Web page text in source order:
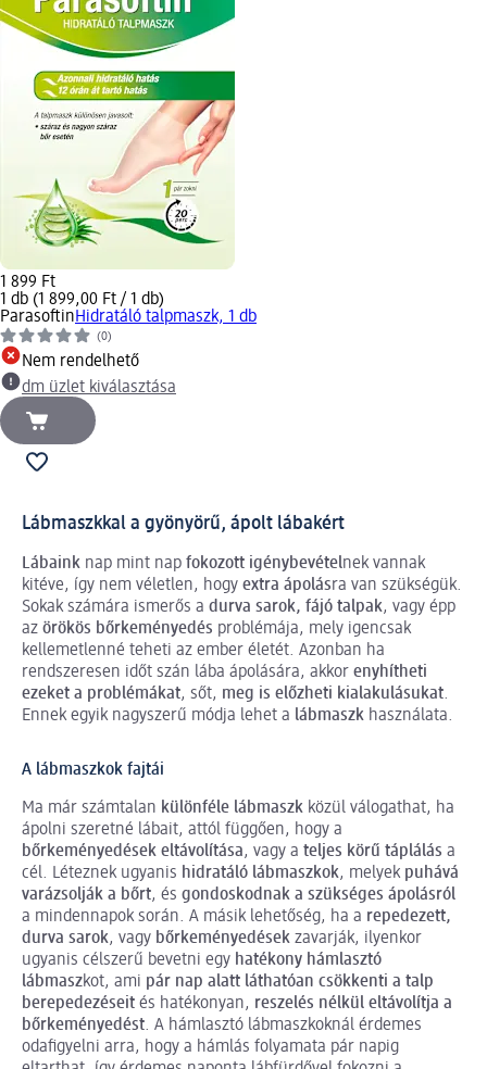
1 899 Ft
1 db (1 899,00 Ft / 1 db)
ParasoftinHidratáló talpmaszk, 1 db
(0)
Nem rendelhető
dm üzlet kiválasztása
Lábmaszkkal a gyönyörű, ápolt lábakért
Lábaink nap mint nap fokozott igénybevételnek vannak
kitéve, így nem véletlen, hogy extra ápolásra van szükségük.
Sokak számára ismerős a durva sarok, fájó talpak, vagy épp
az örökös bőrkeményedés problémája, mely igencsak
kellemetlenné teheti az ember életét. Azonban ha
rendszeresen időt szán lába ápolására, akkor enyhítheti
ezeket a problémákat, sőt, meg is előzheti kialakulásukat.
Ennek egyik nagyszerű módja lehet a lábmaszk használata.
A lábmaszkok fajtái
Ma már számtalan különféle lábmaszk közül válogathat, ha
ápolni szeretné lábait, attól függően, hogy a
bőrkeményedések eltávolítása, vagy a teljes körű táplálás a
cél. Léteznek ugyanis hidratáló lábmaszkok, melyek puhává
varázsolják a bőrt, és gondoskodnak a szükséges ápolásról
a mindennapok során. A másik lehetőség, ha a repedezett,
durva sarok, vagy bőrkeményedések zavarják, ilyenkor
ugyanis célszerű bevetni egy hatékony hámlasztó
lábmaszkot, ami pár nap alatt láthatóan csökkenti a talp
berepedezéseit és hatékonyan, reszelés nélkül eltávolítja a
bőrkeményedést. A hámlasztó lábmaszkoknál érdemes
odafigyelni arra, hogy a hámlás folyamata pár napig